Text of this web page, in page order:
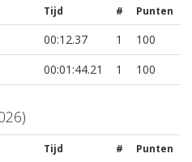
Tijd # Punten
00:12.37 1
100
00:01:44.21 1 100
Tijd # Punten